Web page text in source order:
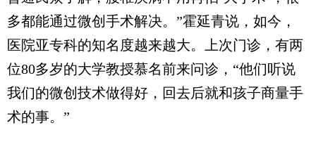
多都能通过微创手术解决。”霍延青说，如今，
医院亚专科的知名度越来越大。上次门诊，有两
位80多岁的大学教授慕名前来问诊，“他们听说
我们的微创技术做得好，回去后就和孩子商量手
术的事。”